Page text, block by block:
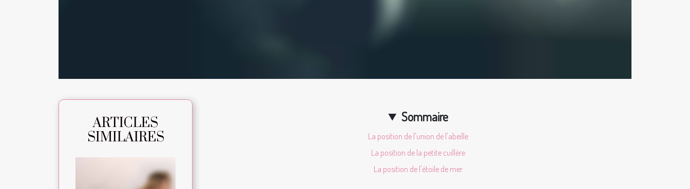
ARTICLES
SIMILAIRES
Sommaire
La position de l'union de l'abeille
La position de la petite cuillère
La position de l'étoile de mer